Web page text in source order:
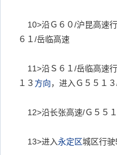
10>沿Ｇ６０/沪昆高速
６１ /岳临高速
11>沿Ｓ６１ /岳临高速
１３ 方向，进入Ｇ５５１３
12>沿长张高速/Ｇ５５
13>进入永定区城区行驶